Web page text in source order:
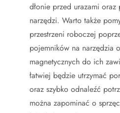
dłonie przed urazami
narzędzi. Warto także
przestrzeni roboczej
pojemników na narzędzia
magnetycznych do ich
łatwiej będzie utrzymać
oraz szybko odnaleźć
można zapominać o